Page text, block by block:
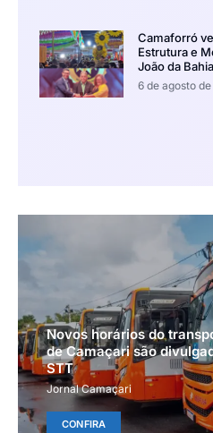
Camaforró
Estrutura e
João da
6 de agosto
Novos horários do
de Camaçari são
STT
Jornal Camaçari
CONFIRA